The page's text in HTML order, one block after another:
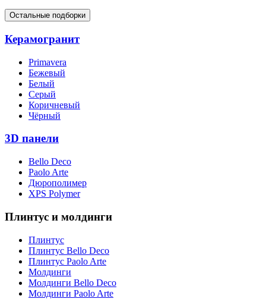
Остальные подборки
Керамогранит
Primavera
Бежевый
Белый
Серый
Коричневый
Чёрный
3D панели
Bello Deco
Paolo Arte
Дюрополимер
XPS Polymer
Плинтус и молдинги
Плинтус
Плинтус Bello Deco
Плинтус Paolo Arte
Молдинги
Молдинги Bello Deco
Молдинги Paolo Arte